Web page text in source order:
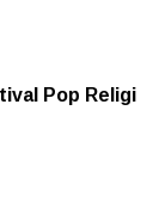
Pop Religi